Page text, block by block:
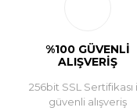
%100 GÜVENLİ
ALIŞVERİŞ
256bit SSL Sertifikası
güvenli alışveriş